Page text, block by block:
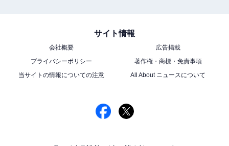
サイト情報
会社概要
広告掲載
プライバシーポリシー
著作権・商標・免責事項
当サイトの情報についての注意
All About ニュースについて